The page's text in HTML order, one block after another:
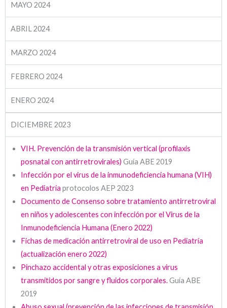
MAYO 2024
ABRIL 2024
MARZO 2024
FEBRERO 2024
ENERO 2024
DICIEMBRE 2023
VIH. Prevención de la transmisión vertical (profilaxis
posnatal con antirretrovirales) Guía ABE 2019
Infección por el virus de la inmunodeficiencia humana (VIH)
en Pediatría protocolos AEP 2023
Documento de Consenso sobre tratamiento antirretroviral
en niños y adolescentes con infección por el Virus de la
Inmunodeficiencia Humana (Enero 2022)
Fichas de medicación antirretroviral de uso en Pediatría
(actualización enero 2022)
Pinchazo accidental y otras exposiciones a virus
transmitidos por sangre y fluidos corporales.Guía ABE
2019